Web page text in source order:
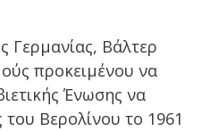
Γερμανίας, Βάλτερ
προκειμένου να
Ένωσης να
του Βερολίνου το 1961